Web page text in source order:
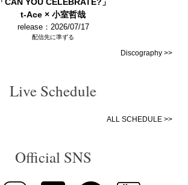
「CAN YOU CELEBRATE?」
t-Ace × 小室哲哉
release：2026/07/17
配信先に準ずる
Discography >>
Live Schedule
ALL SCHEDULE >>
Official SNS